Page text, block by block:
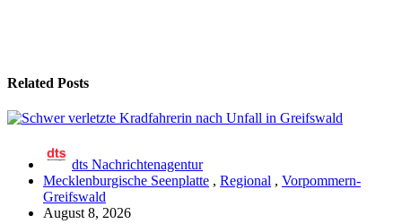
Related Posts
dts Nachrichtenagentur
Mecklenburgische Seenplatte , Regional , Vorpommern-
Greifswald
August 8, 2026